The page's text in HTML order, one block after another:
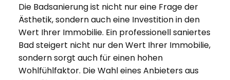
Die Badsanierung ist nicht nur eine Frage der
Ästhetik, sondern auch eine Investition in den
Wert Ihrer Immobilie. Ein professionell saniertes
Bad steigert nicht nur den Wert Ihrer Immobilie,
sondern sorgt auch für einen hohen
Wohlfühlfaktor. Die Wahl eines Anbieters aus